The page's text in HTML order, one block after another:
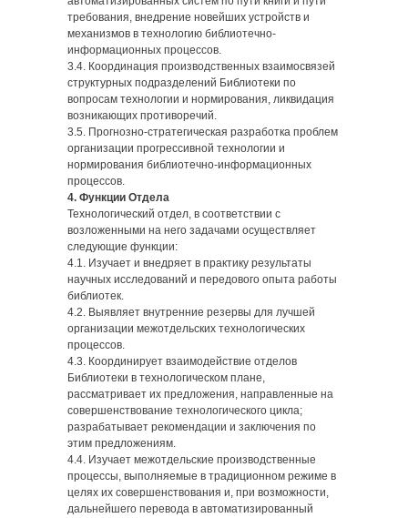
требования, внедрение новейших устройств и
механизмов в технологию библиотечно-
информационных процессов.
3.4. Координация производственных взаимосвязей
структурных подразделений Библиотеки по
вопросам технологии и нормирования, ликвидация
возникающих противоречий.
3.5. Прогнозно-стратегическая разработка проблем
организации прогрессивной технологии и
нормирования библиотечно-информационных
процессов.
4. Функции Отдела
Технологический отдел, в соответствии с
возложенными на него задачами осуществляет
следующие функции:
4.1. Изучает и внедряет в практику результаты
научных исследований и передового опыта работы
библиотек.
4.2. Выявляет внутренние резервы для лучшей
организации межотдельских технологических
процессов.
4.3. Координирует взаимодействие отделов
Библиотеки в технологическом плане,
рассматривает их предложения, направленные на
совершенствование технологического цикла;
разрабатывает рекомендации и заключения по
этим предложениям.
4.4. Изучает межотдельские производственные
процессы, выполняемые в традиционном режиме в
целях их совершенствования и, при возможности,
дальнейшего перевода в автоматизированный